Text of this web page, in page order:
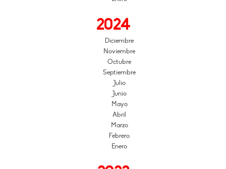
2024
Diciembre
Noviembre
Octubre
Septiembre
Julio
Junio
Mayo
Abril
Marzo
Febrero
Enero